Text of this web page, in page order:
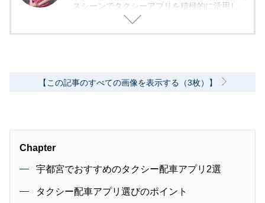
スシーンでタクシーアプリを積極的に活用し、
クライアントとのスマートな移動を実現。新機
【この記事のすべての画像を表示する（3枚）】
Chapter
宇都宮でおすすめのタクシー配車アプリ2選
タクシー配車アプリ選びのポイント